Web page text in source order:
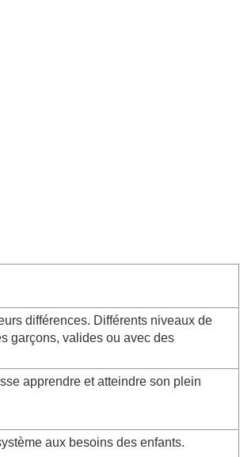
différences. Différents niveaux de
garçons, valides ou avec des
apprendre et atteindre son plein
aux besoins des enfants.